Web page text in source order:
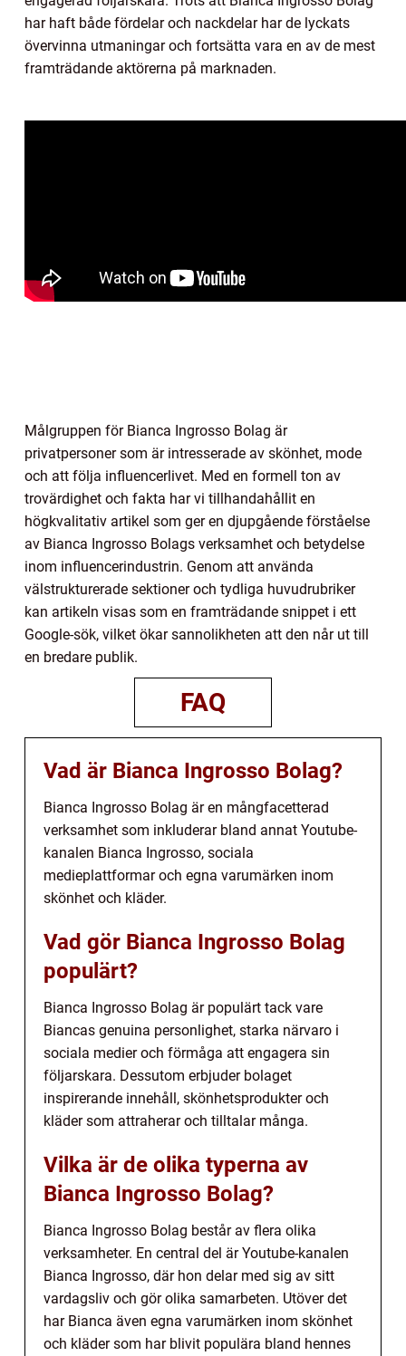
har haft både fördelar och nackdelar har de lyckats
övervinna utmaningar och fortsätta vara en av de mest
framträdande aktörerna på marknaden.
Målgruppen för Bianca Ingrosso Bolag är
privatpersoner som är intresserade av skönhet, mode
och att följa influencerlivet. Med en formell ton av
trovärdighet och fakta har vi tillhandahållit en
högkvalitativ artikel som ger en djupgående förståelse
av Bianca Ingrosso Bolags verksamhet och betydelse
inom influencerindustrin. Genom att använda
välstrukturerade sektioner och tydliga huvudrubriker
kan artikeln visas som en framträdande snippet i ett
Google-sök, vilket ökar sannolikheten att den når ut till
en bredare publik.
FAQ
Vad är Bianca Ingrosso Bolag?
Bianca Ingrosso Bolag är en mångfacetterad
verksamhet som inkluderar bland annat Youtube-
kanalen Bianca Ingrosso, sociala
medieplattformar och egna varumärken inom
skönhet och kläder.
Vad gör Bianca Ingrosso Bolag
populärt?
Bianca Ingrosso Bolag är populärt tack vare
Biancas genuina personlighet, starka närvaro i
sociala medier och förmåga att engagera sin
följarskara. Dessutom erbjuder bolaget
inspirerande innehåll, skönhetsprodukter och
kläder som attraherar och tilltalar många.
Vilka är de olika typerna av
Bianca Ingrosso Bolag?
Bianca Ingrosso Bolag består av flera olika
verksamheter. En central del är Youtube-kanalen
Bianca Ingrosso, där hon delar med sig av sitt
vardagsliv och gör olika samarbeten. Utöver det
har Bianca även egna varumärken inom skönhet
och kläder som har blivit populära bland hennes